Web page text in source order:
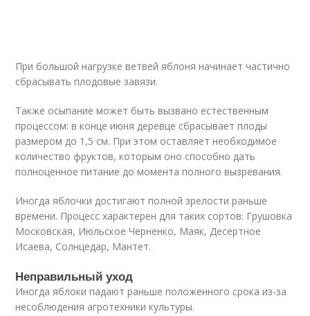
При большой нагрузке ветвей яблоня начинает частично
сбрасывать плодовые завязи.
Также осыпание может быть вызвано естественным
процессом: в конце июня деревце сбрасывает плоды
размером до 1,5 см. При этом оставляет необходимое
количество фруктов, которым оно способно дать
полноценное питание до момента полного вызревания.
Иногда яблочки достигают полной зрелости раньше
времени. Процесс характерен для таких сортов: Грушовка
Московская, Июльское Черненко, Маяк, Десертное
Исаева, Солнцедар, Мантет.
Неправильный уход
Иногда яблоки падают раньше положенного срока из-за
несоблюдения агротехники культуры.